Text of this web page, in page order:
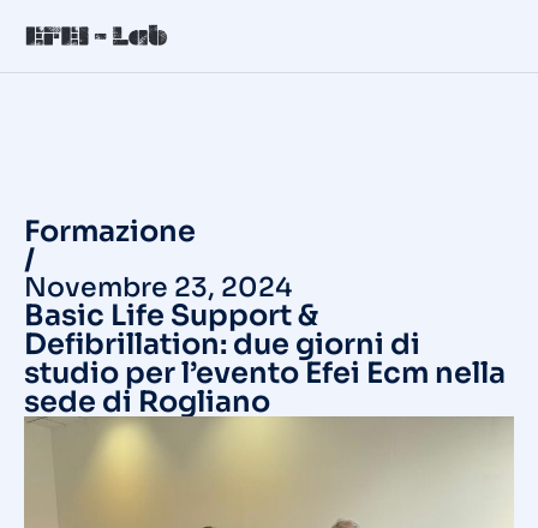
Formazione
/
Novembre 23, 2024
Basic Life Support &
Defibrillation: due giorni di
studio per l’evento Efei Ecm nella
sede di Rogliano